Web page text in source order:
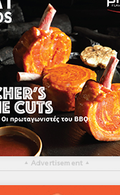
▴ Advertisement ▴